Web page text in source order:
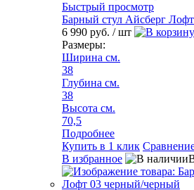
Быстрый просмотр
Барный стул Айсберг
6 990 руб. / шт
Размеры:
Ширина см.
38
Глубина см.
38
Высота см.
70,5
Подробнее
Купить в 1 клик
В избранное